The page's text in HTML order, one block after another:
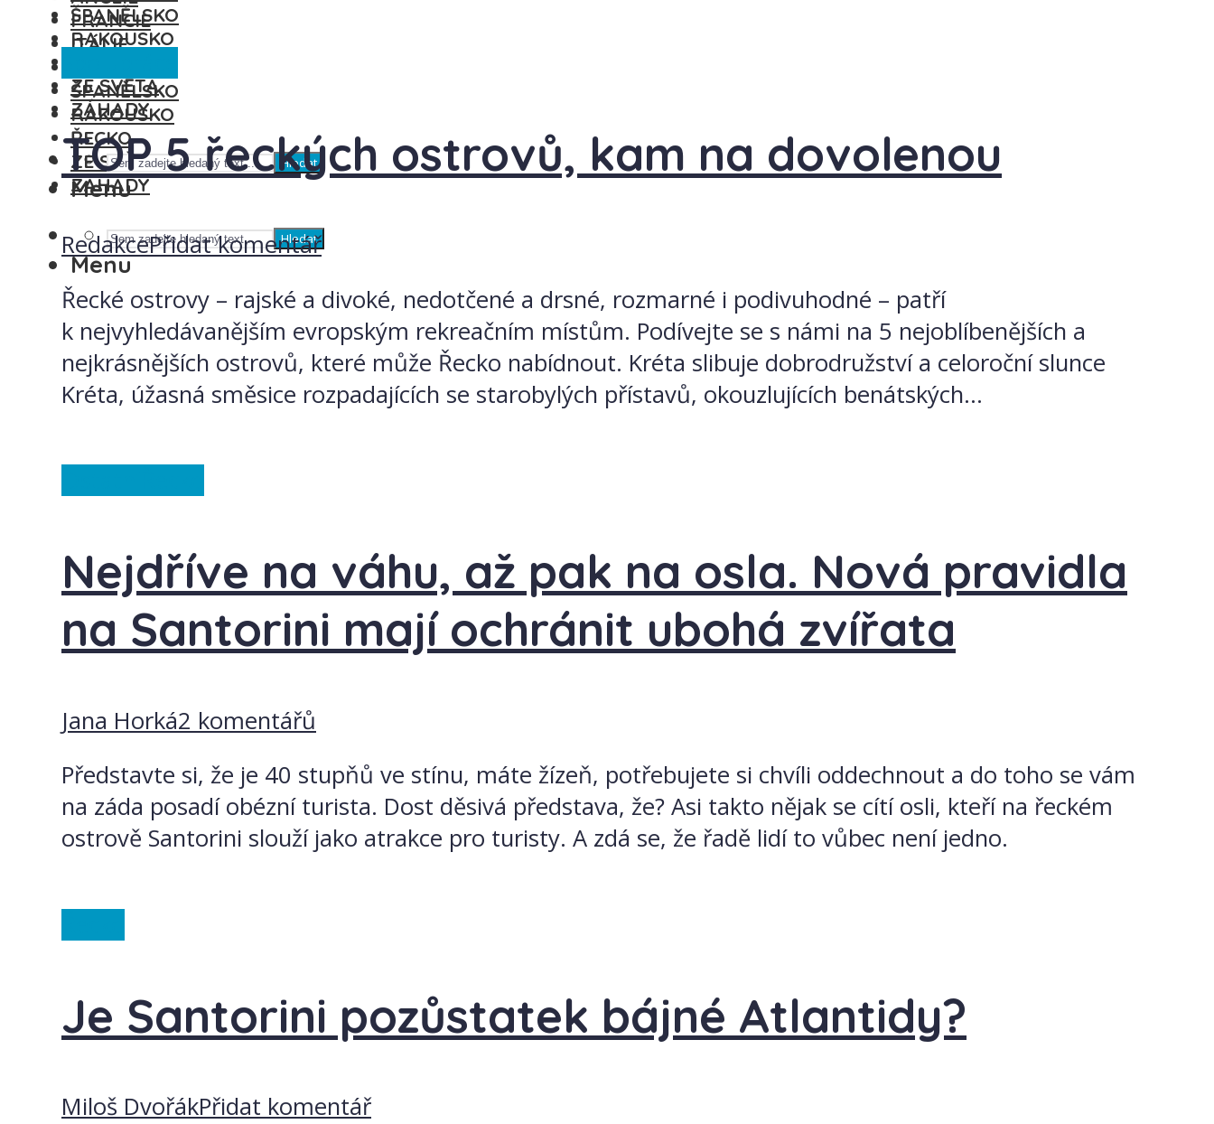
FRANCIE
ITÁLIE
ŠPANĚLSKO
RAKOUSKO
ŘECKO
ZE SVĚTA
ZÁHADY
Hledat
Menu
ŠPANĚLSKO
RAKOUSKO
ZE SVĚTA
ZÁHADY
Hledat
Menu
TOP 5 řeckých ostrovů, kam na dovolenou
RedakcePřidat komentář
Řecké ostrovy – rajské a divoké, nedotčené a drsné, rozmarné i podivuhodné – patří
k nejvyhledávanějším evropským rekreačním místům. Podívejte se s námi na 5 nejoblíbenějších a
nejkrásnějších ostrovů, které může Řecko nabídnout. Kréta slibuje dobrodružství a celoroční slunce
Kréta, úžasná směsice rozpadajících se starobylých přístavů, okouzlujících benátských...
Nejdříve na váhu, až pak na osla. Nová pravidla
na Santorini mají ochránit ubohá zvířata
Jana Horká2 komentářů
Představte si, že je 40 stupňů ve stínu, máte žízeň, potřebujete si chvíli oddechnout a do toho se vám
na záda posadí obézní turista. Dost děsivá představa, že? Asi takto nějak se cítí osli, kteří na řeckém
ostrově Santorini slouží jako atrakce pro turisty. A zdá se, že řadě lidí to vůbec není jedno.
Je Santorini pozůstatek bájné Atlantidy?
Miloš DvořákPřidat komentář